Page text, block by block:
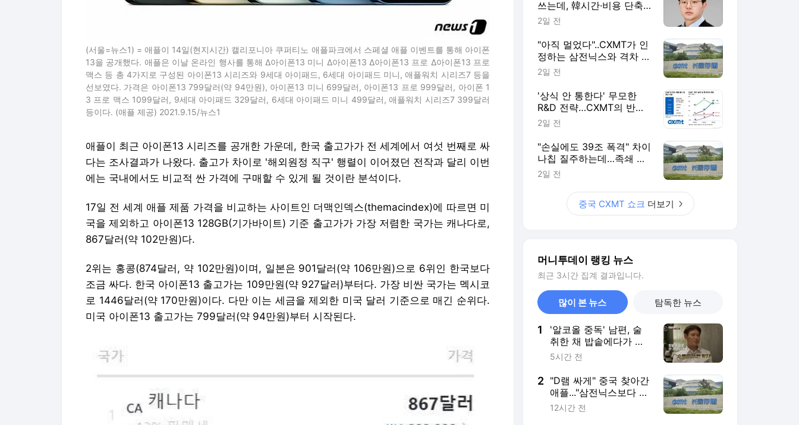
(서울=뉴스1) = 애플이 14일(현지시간) 캘리포니아 쿠퍼티노 애플파크에서 스페셜 애플 이벤트를 통해 아이폰
13을 공개했다. 애플은 이날 온라인 행사를 통해 Δ아이폰13 미니 Δ아이폰13 Δ아이폰13 프로 Δ아이폰13 프로
맥스 등 총 4가지로 구성된 아이폰13 시리즈와 9세대 아이패드, 6세대 아이패드 미니, 애플워치 시리즈7 등을
선보였다. 가격은 아이폰13 799달러(약 94만원), 아이폰13 미니 699달러, 아이폰13 프로 999달러, 아이폰 1
3 프로 맥스 1099달러, 9세대 아이패드 329달러, 6세대 아이패드 미니 499달러, 애플워치 시리즈7 399달러
등이다. (애플 제공) 2021.9.15/뉴스1
애플이 최근 아이폰13 시리즈를 공개한 가운데, 한국 출고가가 전 세계에서 여섯 번째로 싸
다는 조사결과가 나왔다. 출고가 차이로 '해외원정 직구' 행렬이 이어졌던 전작과 달리 이번
에는 국내에서도 비교적 싼 가격에 구매할 수 있게 될 것이란 분석이다.
17일 전 세계 애플 제품 가격을 비교하는 사이트인 더맥인덱스(themacindex)에 따르면 미
국을 제외하고 아이폰13 128GB(기가바이트) 기준 출고가가 가장 저렴한 국가는 캐나다로,
867달러(약 102만원)다.
2위는 홍콩(874달러, 약 102만원)이며, 일본은 901달러(약 106만원)으로 6위인 한국보다
조금 싸다. 한국 아이폰13 출고가는 109만원(약 927달러)부터다. 가장 비싼 국가는 멕시코
로 1446달러(약 170만원)이다. 다만 이는 세금을 제외한 미국 달러 기준으로 매긴 순위다.
미국 아이폰13 출고가는 799달러(약 94만원)부터 시작된다.
쓰는데, 韓시간·비용 단축
할 정책 시급"
2일 전
"아직 멀었다"..CXMT가 인
정하는 삼전닉스와 격차 들
여다보니
2일 전
'상식 안 통한다' 무모한
R&D 전략…CXMT의 반도
체 축지법
2일 전
"손실에도 39조 폭격" 차이
나칩 질주하는데…족쇄 찬
'삼전닉스' 탄식
2일 전
중국 CXMT 쇼크 더보기
머니투데이 랭킹 뉴스
최근 3시간 집계 결과입니다.
많이 본 뉴스 탐독한 뉴스
1
'알코올 중독' 남편, 술
취한 채 밥솥에다가 소
변을? "제정신이냐"
5시간 전
2 "D램 싸게" 중국 찾아간
애플..."삼전닉스보다 더
줘" 요구에 계약 무산
12시간 전